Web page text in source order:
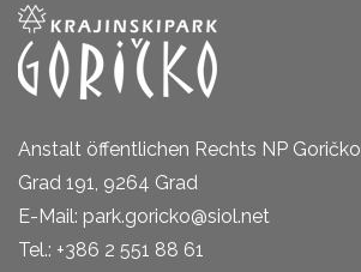
Anstalt öffentlichen Rechts NP Goričko
Grad 191, 9264 Grad
E-Mail: park.goricko@siol.net
Tel.: +386 2 551 88 61